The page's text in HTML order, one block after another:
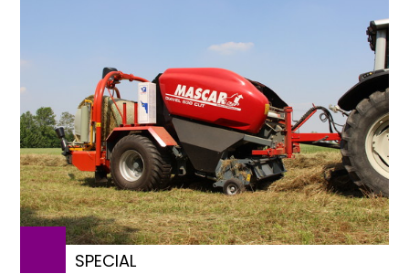
SPECIAL